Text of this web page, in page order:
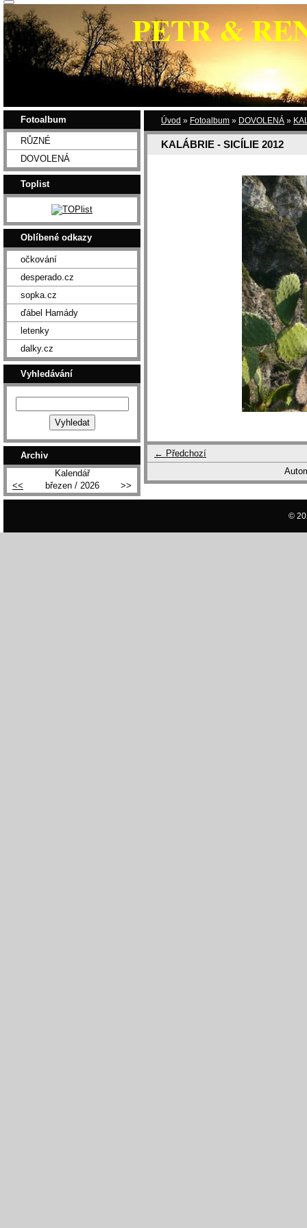
PETR &
Úvod » Fotoalbum » DOVOLENÁ »
KALÁBRIE - SICÍLIE 2012
← Předchozí
Fotoalbum
RŮZNÉ
DOVOLENÁ
Toplist
Oblíbené odkazy
očkování
desperado.cz
sopka.cz
ďábel Hamády
letenky
dalky.cz
Vyhledávání
Archiv
Kalendář
<<
březen / 2026 >>
©